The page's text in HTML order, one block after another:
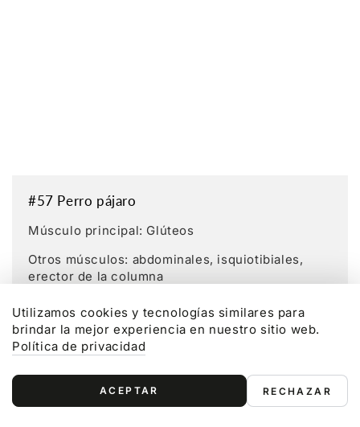
#57 Perro pájaro
Músculo principal: Glúteos
Otros músculos: abdominales, isquiotibiales,
erector de la columna
Nivel: 2 / 3
Mira ahora
Utilizamos cookies y tecnologías similares para
brindar la mejor experiencia en nuestro sitio web.
Política de privacidad
ACEPTAR RECHAZAR